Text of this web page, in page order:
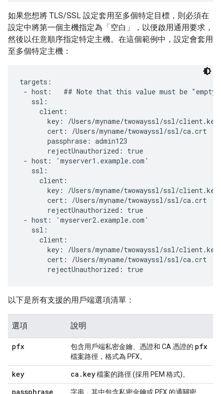
如果您想將 TLS/SSL 設定套用至多個特定目標，則必須在
設定中將第一個主機指定為「空白」，以便啟用通用要求，
然後以任意順序指定特定主機。在這個範例中，設定會套用
至多個特定主機：
targets:
- host:   ## Note that this value must be "empty"
   ssl:
     client:
       key: /Users/myname/twowayssl/ssl/client.key
       cert: /Users/myname/twowayssl/ssl/ca.crt
       passphrase: admin123
       rejectUnauthorized: true
- host: 'myserver1.example.com'
   ssl:
     client:
       key: /Users/myname/twowayssl/ssl/client.key
       cert: /Users/myname/twowayssl/ssl/ca.crt
       rejectUnauthorized: true
- host: 'myserver2.example.com'
   ssl:
     client:
       key: /Users/myname/twowayssl/ssl/client.key
       cert: /Users/myname/twowayssl/ssl/ca.crt
       rejectUnauthorized: true
以下是所有支援的用戶端選項清單：
選項 說明
pfx 包含用戶端私密金鑰、憑證和 CA 憑證的 pfx
檔案路徑，格式為 PFX。
key ca . key檔案的路徑 (採用 PEM 格式)。
passphrase
字串，其中包含私密金鑰或 PFX 的通關密